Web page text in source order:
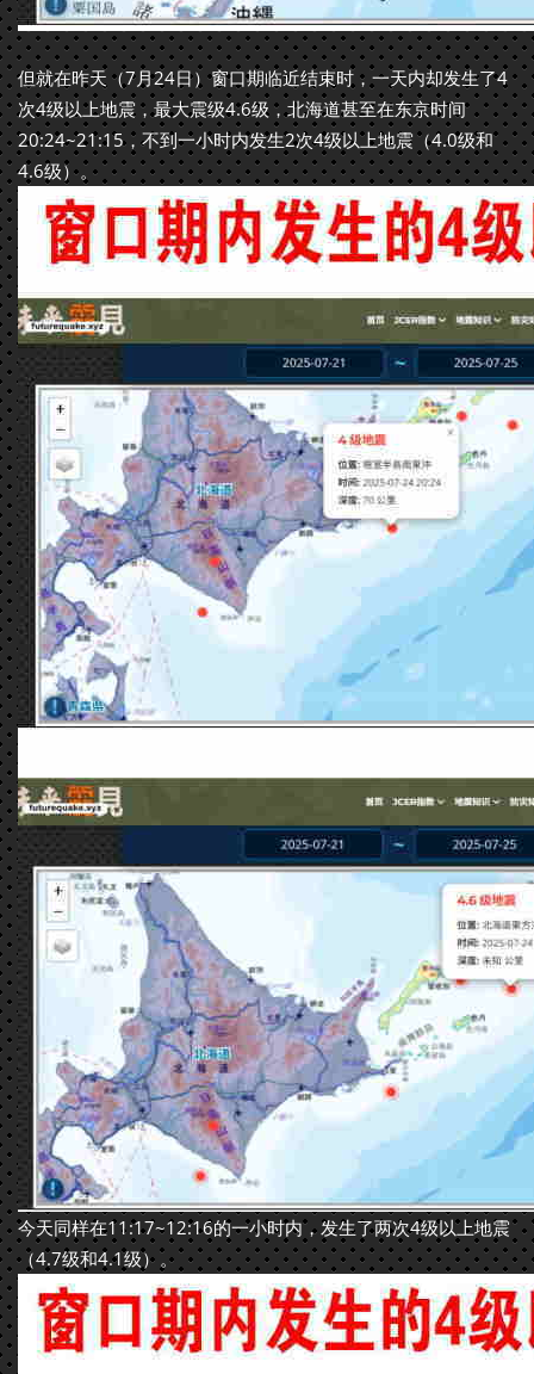
但就在昨天（7月24日）窗口期临近结束时，一天内却发生了4
次4级以上地震，最大震级4.6级，北海道甚至在东京时间
20:24~21:15，不到一小时内发生2次4级以上地震（4.0级和
4.6级）。
今天同样在11:17~12:16的一小时内，发生了两次4级以上地震
（4.7级和4.1级）。